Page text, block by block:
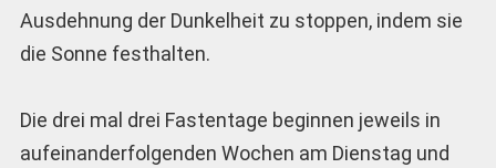
Ausdehnung der Dunkelheit zu stoppen, indem sie
die Sonne festhalten.
Die drei mal drei Fastentage beginnen jeweils in
aufeinanderfolgenden Wochen am Dienstag und